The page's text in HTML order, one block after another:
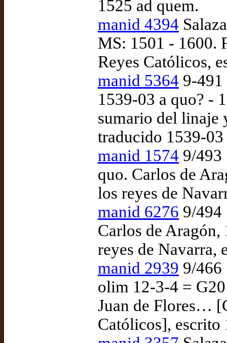
1525 ad quem.
manid 4394
MS: 1501 - 1600.
Reyes Católicos,
manid 5364 9-
1539-03 a quo? -
sumario del linaje
traducido 1539-03
manid 1574 9/493
quo. Carlos de
los reyes de
manid 6276 9/494
Carlos de
reyes de Navarra,
manid 2939 9/466
olim 12-3-4 =
Juan de Flores…
Católicos], escrito